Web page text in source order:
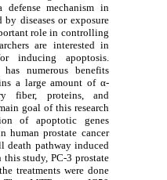
a defense mechanism in
by diseases or exposure
important role in controlling
are interested in
for inducing apoptosis.
, has numerous benefits
a large amount of α-
fiber, proteins, and
main goal of this research
of apoptotic genes
in human prostate cancer
death pathway induced
In this study, PC-3 prostate
the treatments were done